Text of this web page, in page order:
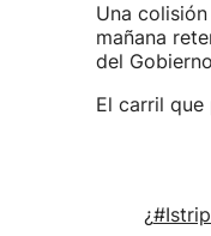
Una
mañana
del
El carril
¿